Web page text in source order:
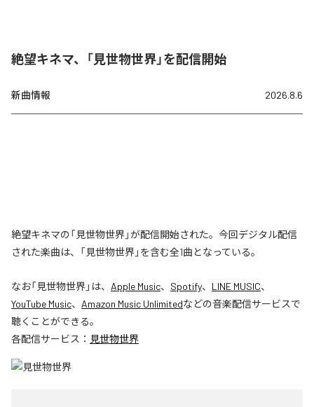
絶望キネマ、「見世物世界」を配信開始
新曲情報 2026.8.6
絶望キネマの「見世物世界」が配信開始された。今回デジタル配信
された楽曲は、「見世物世界」を含む全1曲となっている。
なお「見世物世界」は、 Apple Music、 Spotify、 LINE MUSIC、
YouTube Music、 Amazon Music Unlimitedなどの音楽配信サービスで
聴くことができる。
各配信サービス： 見世物世界